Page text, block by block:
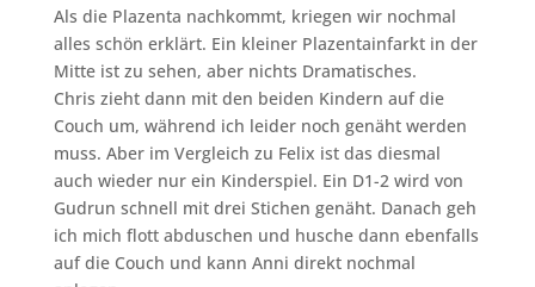
Als die Plazenta nachkommt, kriegen wir nochmal
alles schön erklärt. Ein kleiner Plazentainfarkt in der
Mitte ist zu sehen, aber nichts Dramatisches.
Chris zieht dann mit den beiden Kindern auf die
Couch um, während ich leider noch genäht werden
muss. Aber im Vergleich zu Felix ist das diesmal
auch wieder nur ein Kinderspiel. Ein D1-2 wird von
Gudrun schnell mit drei Stichen genäht. Danach geh
ich mich flott abduschen und husche dann ebenfalls
auf die Couch und kann Anni direkt nochmal